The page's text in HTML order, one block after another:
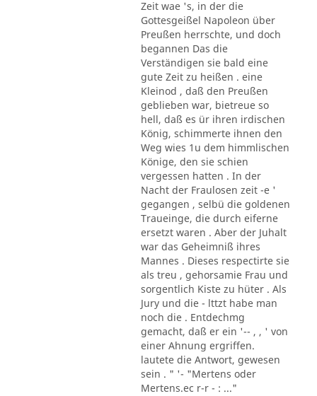
Zeit wae 's, in der die
Gottesgeißel Napoleon über
Preußen herrschte, und doch
begannen Das die
Verständigen sie bald eine
gute Zeit zu heißen . eine
Kleinod , daß den Preußen
geblieben war, bietreue so
hell, daß es ür ihren irdischen
König, schimmerte ihnen den
Weg wies 1u dem himmlischen
Könige, den sie schien
vergessen hatten . In der
Nacht der Fraulosen zeit -e '
gegangen , selbü die goldenen
Traueinge, die durch eiferne
ersetzt waren . Aber der Juhalt
war das Geheimniß ihres
Mannes . Dieses respectirte sie
als treu , gehorsamie Frau und
sorgentlich Kiste zu hüter . Als
Jury und die - lttzt habe man
noch die . Entdechmg
gemacht, daß er ein '-- , , ' von
einer Ahnung ergriffen.
lautete die Antwort, gewesen
sein . " '- "Mertens oder
Mertens.ec r-r - : ..."